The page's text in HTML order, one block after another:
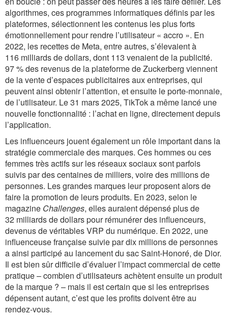
algorithmes, ces programmes informatiques définis par les
plateformes, sélectionnent les contenus les plus forts
émotionnellement pour rendre l’utilisateur « accro ». En
2022, les recettes de Meta, entre autres, s’élevaient à
116 milliards de dollars, dont 113 venaient de la publicité.
97 % des revenus de la plateforme de Zuckerberg viennent
de la vente d’espaces publicitaires aux entreprises, qui
peuvent ainsi obtenir l’attention, et ensuite le porte-monnaie,
de l’utilisateur. Le 31 mars 2025, TikTok a même lancé une
nouvelle fonctionnalité : l’achat en ligne, directement depuis
l’application.
Les influenceurs jouent également un rôle important dans la
stratégie commerciale des marques. Ces hommes ou ces
femmes très actifs sur les réseaux sociaux sont parfois
suivis par des centaines de milliers, voire des millions de
personnes. Les grandes marques leur proposent alors de
faire la promotion de leurs produits. En 2023, selon le
magazine Challenges, elles auraient dépensé plus de
32 milliards de dollars pour rémunérer des influenceurs,
devenus de véritables VRP du numérique. En 2022, une
influenceuse française suivie par dix millions de personnes
a ainsi participé au lancement du sac Saint-Honoré, de Dior.
Il est bien sûr difficile d’évaluer l’impact commercial de cette
pratique – combien d’utilisateurs achètent ensuite un produit
de la marque ? – mais il est certain que si les entreprises
dépensent autant, c’est que les profits doivent être au
rendez-vous.